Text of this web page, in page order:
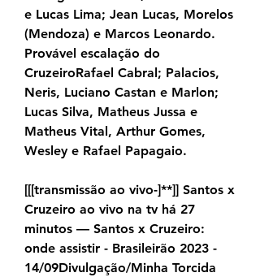
e Lucas Lima; Jean Lucas, Morelos
(Mendoza) e Marcos Leonardo.
Provável escalação do
CruzeiroRafael Cabral; Palacios,
Neris, Luciano Castan e Marlon;
Lucas Silva, Matheus Jussa e
Matheus Vital, Arthur Gomes,
Wesley e Rafael Papagaio.
[[[transmissão ao vivo-]**]] Santos x
Cruzeiro ao vivo na tv há 27
minutos — Santos x Cruzeiro:
onde assistir - Brasileirão 2023 -
14/09Divulgação/Minha Torcida